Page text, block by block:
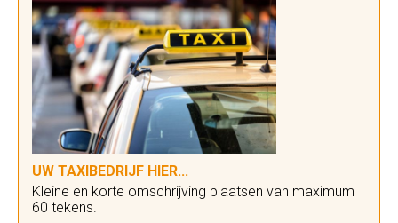
UW TAXIBEDRIJF HIER...
Kleine en korte omschrijving plaatsen van maximum
60 tekens.